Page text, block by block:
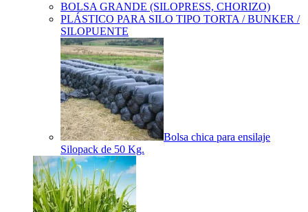
BOLSA GRANDE (SILOPRESS, CHORIZO)
PLÁSTICO PARA SILO TIPO TORTA / BUNKER /
SILOPUENTE
Bolsa chica para ensilaje
Silopack de 50 Kg.